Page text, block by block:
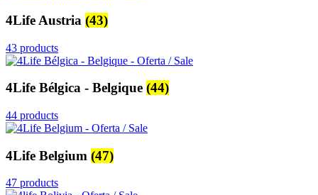
4Life Austria (43)
43 products
4Life Bélgica - Belgique (44)
44 products
4Life Belgium (47)
47 products